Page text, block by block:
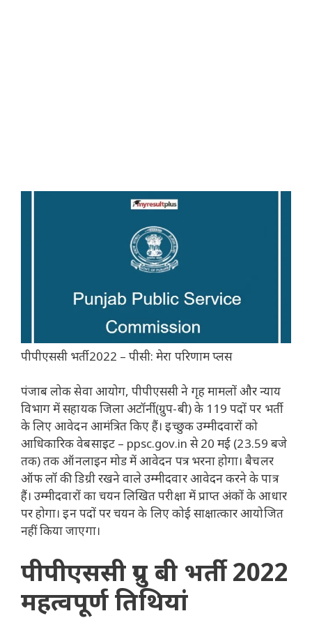
पीपीएससी भर्ती 2022 – पीसी: मेरा परिणाम प्लस
पंजाब लोक सेवा आयोग, पीपीएससी ने गृह मामलों और न्याय
विभाग में सहायक जिला अटॉर्नी (ग्रुप-बी) के 119 पदों पर भर्ती
के लिए आवेदन आमंत्रित किए हैं। इच्छुक उम्मीदवारों को
आधिकारिक वेबसाइट – ppsc.gov.in से 20 मई (23.59 बजे
तक) तक ऑनलाइन मोड में आवेदन पत्र भरना होगा। बैचलर
ऑफ लॉ की डिग्री रखने वाले उम्मीदवार आवेदन करने के पात्र
हैं। उम्मीदवारों का चयन लिखित परीक्षा में प्राप्त अंकों के आधार
पर होगा। इन पदों पर चयन के लिए कोई साक्षात्कार आयोजित
नहीं किया जाएगा।
पीपीएससी ग्रुप बी भर्ती 2022
महत्वपूर्ण तिथियां